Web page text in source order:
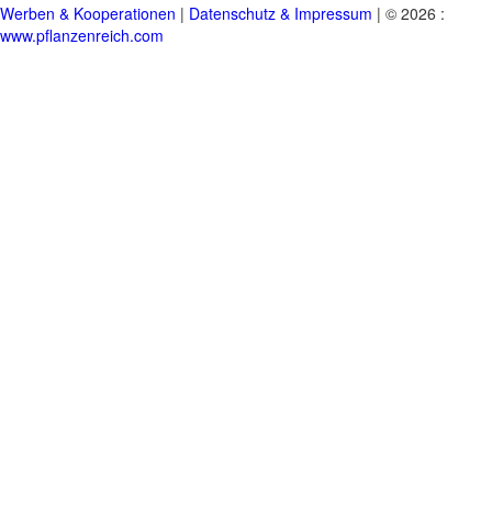
Werben & Kooperationen | Datenschutz & Impressum | © 2026 :
www.pflanzenreich.com